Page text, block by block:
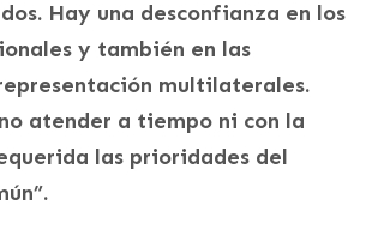
Hay una desconfianza en los
y también en las
multilaterales.
atender a tiempo ni con la
las prioridades del